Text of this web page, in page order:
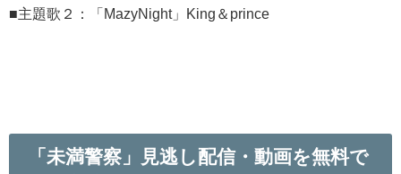
■主題歌２：「MazyNight」King＆prince
「未満警察」見逃し配信・動画を無料で